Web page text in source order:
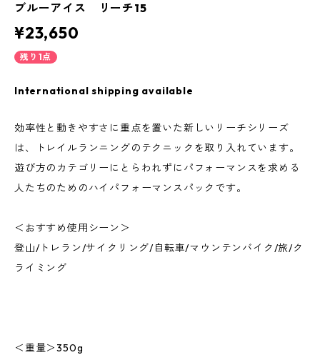
ブルーアイス リーチ15
¥23,650
残り1点
International shipping available
効率性と動きやすさに重点を置いた新しいリーチシリーズ
は、トレイルランニングのテクニックを取り入れています。
遊び方のカテゴリーにとらわれずにパフォーマンスを求める
人たちのためのハイパフォーマンスパックです。
＜おすすめ使用シーン＞
登山/トレラン/サイクリング/自転車/マウンテンバイク/旅/ク
ライミング
＜重量＞350g